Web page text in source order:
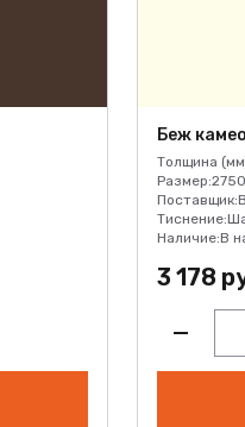
Беж
Толщина
Размер:
Поставщик:
Тиснение:
Наличие:В
3 178